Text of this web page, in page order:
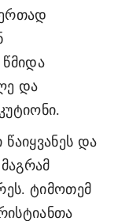
და
და
ტიმოთემ